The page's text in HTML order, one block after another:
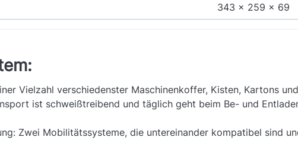
343 x 259 x 69
Vielzahl verschiedenster Maschinenkoffer, Kisten, Kartons
ist schweißtreibend und täglich geht beim Be- und
Zwei Mobilitätssysteme, die untereinander kompatibel sind